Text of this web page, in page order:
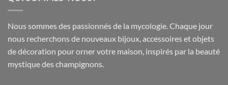
Nous sommes des passionnés de la mycologie. Chaque jour
nous recherchons de nouveaux bijoux,accessoireset objets
dedécoration pour orner votre maison, inspirés par la beauté
mystique des champignons.